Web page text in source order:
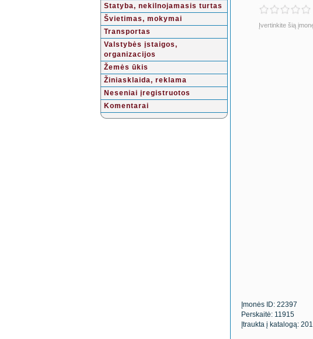
Statyba, nekilnojamasis turtas
Švietimas, mokymai
Transportas
Valstybės įstaigos,
organizacijos
Žemės ūkis
Žiniasklaida, reklama
Neseniai įregistruotos
Komentarai
Įvertinkite šią
Įmonės ID: 22397
Perskaitė: 11915
Įtraukta į katalogą: